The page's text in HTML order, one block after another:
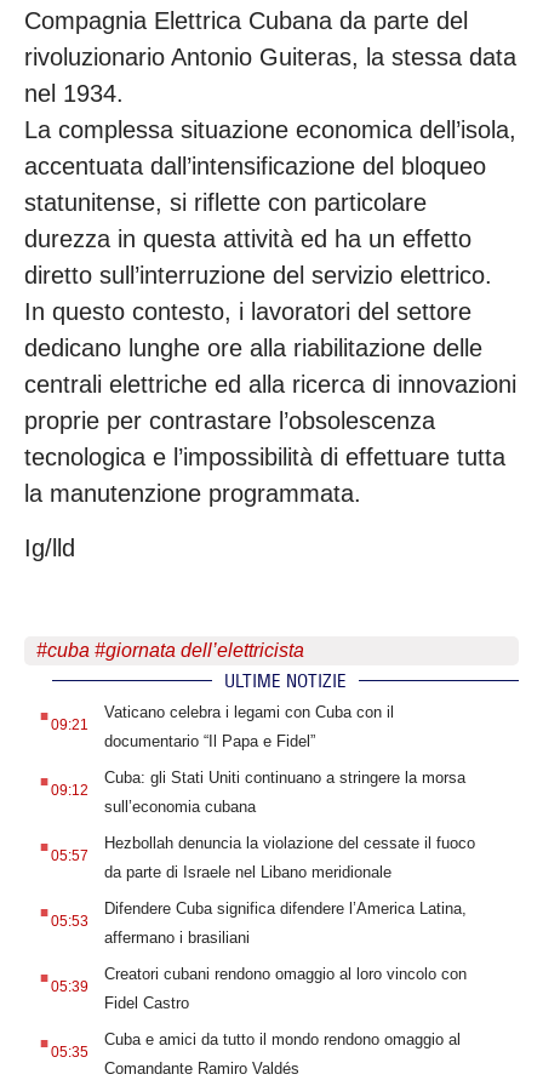
Compagnia Elettrica Cubana da parte del
rivoluzionario Antonio Guiteras, la stessa data
nel 1934.
La complessa situazione economica dell’isola,
accentuata dall’intensificazione del bloqueo
statunitense, si riflette con particolare
durezza in questa attività ed ha un effetto
diretto sull’interruzione del servizio elettrico.
In questo contesto, i lavoratori del settore
dedicano lunghe ore alla riabilitazione delle
centrali elettriche ed alla ricerca di innovazioni
proprie per contrastare l’obsolescenza
tecnologica e l’impossibilità di effettuare tutta
la manutenzione programmata.
Ig/lld
#cuba #giornata dell’elettricista
ULTIME NOTIZIE
.09:21
Vaticano celebra i legami con Cuba con il
documentario “Il Papa e Fidel”
.09:12
Cuba: gli Stati Uniti continuano a stringere la morsa
sull’economia cubana
.05:57
Hezbollah denuncia la violazione del cessate il fuoco
da parte di Israele nel Libano meridionale
.05:53
Difendere Cuba significa difendere l’America Latina,
affermano i brasiliani
.05:39
Creatori cubani rendono omaggio al loro vincolo con
Fidel Castro
.05:35
Cuba e amici da tutto il mondo rendono omaggio al
Comandante Ramiro Valdés